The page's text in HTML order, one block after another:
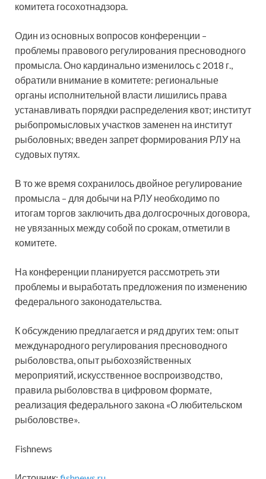
комитета госохотнадзора.
Один из основных вопросов конференции –
проблемы правового регулирования пресноводного
промысла. Оно кардинально изменилось с 2018 г.,
обратили внимание в комитете: региональные
органы исполнительной власти лишились права
устанавливать порядки распределения квот; институт
рыбопромысловых участков заменен на институт
рыболовных; введен запрет формирования РЛУ на
судовых путях.
В то же время сохранилось двойное регулирование
промысла – для добычи на РЛУ необходимо по
итогам торгов заключить два долгосрочных договора,
не увязанных между собой по срокам, отметили в
комитете.
На конференции планируется рассмотреть эти
проблемы и выработать предложения по изменению
федерального законодательства.
К обсуждению предлагается и ряд других тем: опыт
международного регулирования пресноводного
рыболовства, опыт рыбохозяйственных
мероприятий, искусственное воспроизводство,
правила рыболовства в цифровом формате,
реализация федерального закона «О любительском
рыболовстве».
Fishnews